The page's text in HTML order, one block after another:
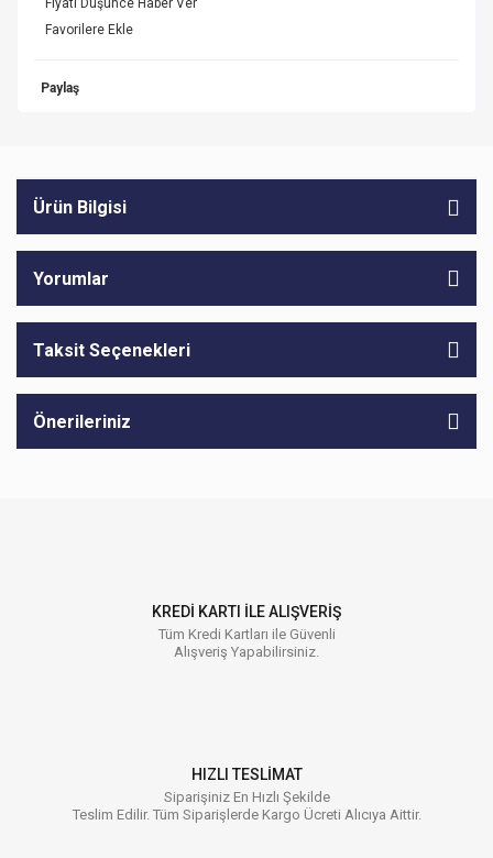
Fiyatı Düşünce Haber Ver
Paylaş
Ürün Bilgisi
Yorumlar
Taksit Seçenekleri
Önerileriniz
KREDİ KARTI İLE ALIŞVERİŞ
Tüm Kredi Kartları ile Güvenli
Alışveriş Yapabilirsiniz.
HIZLI TESLİMAT
Siparişiniz En Hızlı Şekilde
Teslim Edilir. Tüm Siparişlerde Kargo Ücreti Alıcıya Aittir.